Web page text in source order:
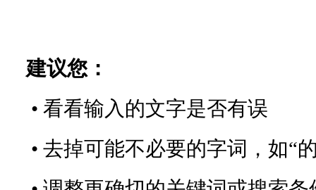
建议您：
• 看看输入的文字是否有误
• 去掉可能不必要的字词，如“